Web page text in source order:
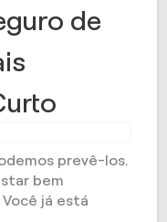
de
prevê-los.
bem
já está